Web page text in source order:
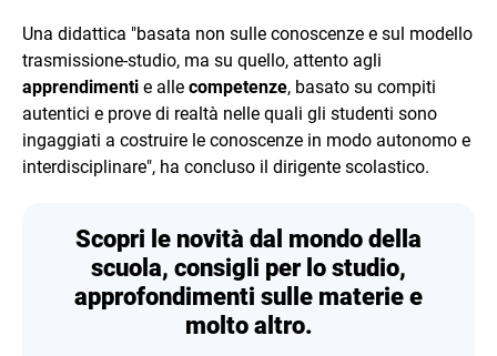
Una didattica "basata non sulle conoscenze e sul modello
trasmissione-studio, ma su quello, attento agli
apprendimenti e alle competenze, basato su compiti
autentici e prove di realtà nelle quali gli studenti sono
ingaggiati a costruire le conoscenze in modo autonomo e
interdisciplinare", ha concluso il dirigente scolastico.
Scopri le novità dal mondo della
scuola, consigli per lo studio,
approfondimenti sulle materie e
molto altro.